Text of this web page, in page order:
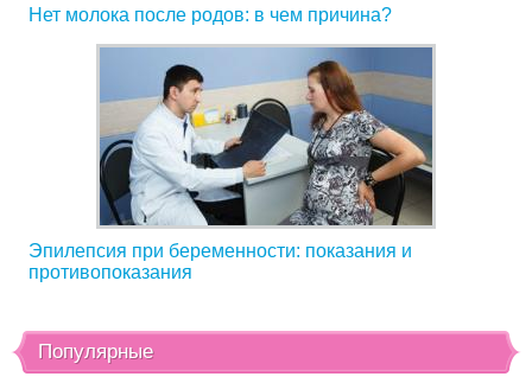
Нет молока после родов: в чем причина?
Эпилепсия при беременности: показания и
противопоказания
Популярные